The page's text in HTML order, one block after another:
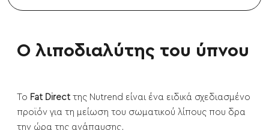
Ο λιποδιαλύτης του ύπνου
Το Fat Direct της Nutrend είναι ένα ειδικά σχεδιασμένο
προϊόν για τη μείωση του σωματικού λίπους που δρα
την ώρα της ανάπαυσης.